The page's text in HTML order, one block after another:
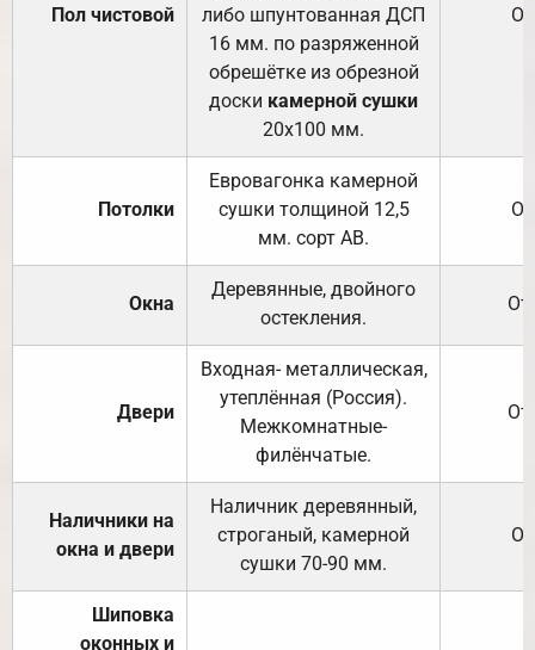
Пол чистовой
либо шпунтованная ДСП
16 мм. по разряженной
обрешётке из обрезной
доски камерной сушки
20х100 мм.
Потолки
Евровагонка камерной
сушки толщиной 12,5
мм. сорт АВ.
Окна
Деревянные, двойного
остекления.
Двери
Входная- металлическая,
утеплённая (Россия).
Межкомнатные-
филёнчатые.
Наличники на
окна и двери
Наличник деревянный,
строганый, камерной
сушки 70-90 мм.
Шиповка
оконных и